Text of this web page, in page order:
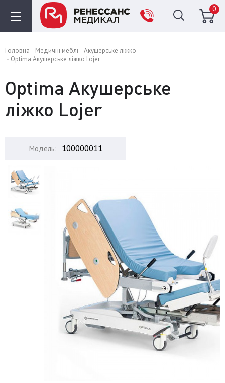
0
Головна Медичні меблі
Акушерське ліжко
Optima Акушерське ліжко Lojer
Optima Акушерське
ліжко Lojer
Модель: 100000011